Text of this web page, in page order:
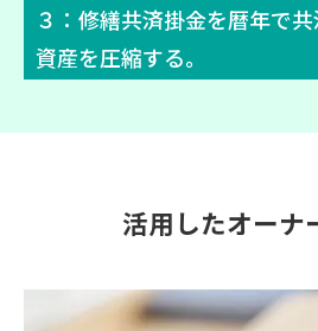
３：修繕共済掛金を暦年で
資産を圧縮する。
活用したオーナ